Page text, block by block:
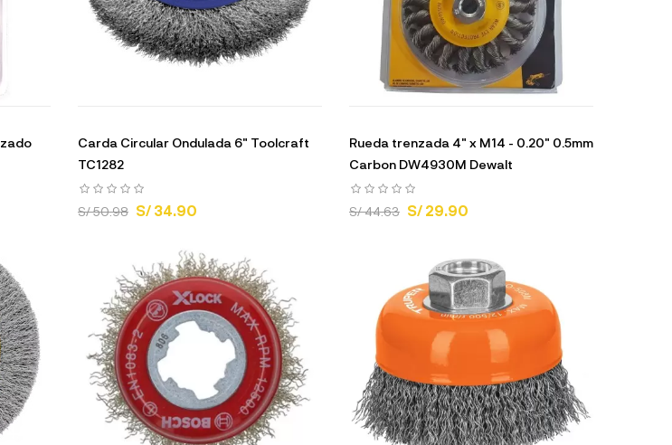
Carda Circular Ondulada 6" Toolcraft
TC1282
S/ 50.98 S/ 34.90
Rueda trenzada 4" x M14 - 0.20" 0.5mm
Carbon DW4930M Dewalt
S/ 44.63 S/ 29.90